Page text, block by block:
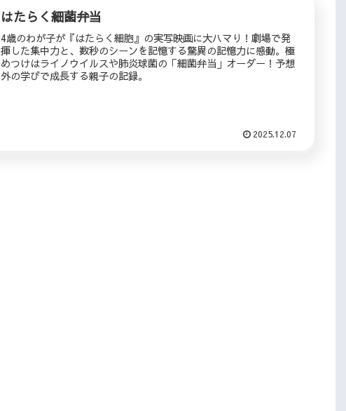
はたらく細菌弁当
4歳のわが子が『はたらく細胞』の実写映画に大ハマり！劇場で発
揮した集中力と、数秒のシーンを記憶する驚異の記憶力に感動。極
めつけはライノウイルスや肺炎球菌の「細菌弁当」オーダー！予想
外の学びで成長する親子の記録。
2025.12.07